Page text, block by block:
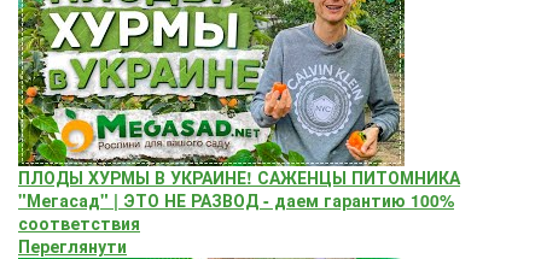
ПЛОДЫ ХУРМЫ В УКРАИНЕ! САЖЕНЦЫ ПИТОМНИКА
"Мегасад" | ЭТО НЕ РАЗВОД - даем гарантию 100%
соответствия
Переглянути